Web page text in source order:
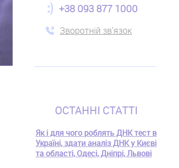
+38 093 877 1000
Зворотній зв'язок
ОСТАННІ СТАТТІ
Як і для чого роблять ДНК тест в
Україні, здати аналіз ДНК у Києві
та області, Одесі, Дніпрі, Львові